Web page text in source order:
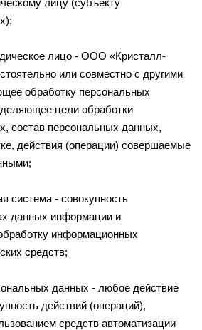
лицо - ООО «Кристалл-
или совместно с другими
обработку персональных
цели обработки
состав персональных данных,
действия (операции) совершаемые
- совокупность
данных информации и
информационных
средств;
данных - любое действие
действий (операций),
средств автоматизации